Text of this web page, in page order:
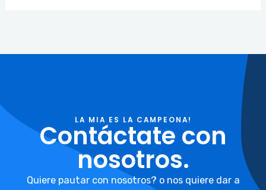
LA MIA ES LA CAMPEONA!
Contáctate con
nosotros.
Quiere pautar con nosotros? o nos quiere dar a